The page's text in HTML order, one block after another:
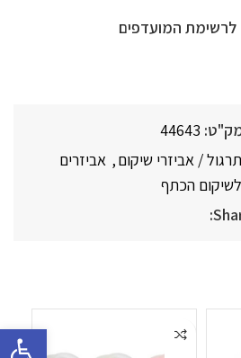
לרשימת המועדפים
44643
/ אביזרי שיקום, אביזרים
לשיקום הכתף
פתח